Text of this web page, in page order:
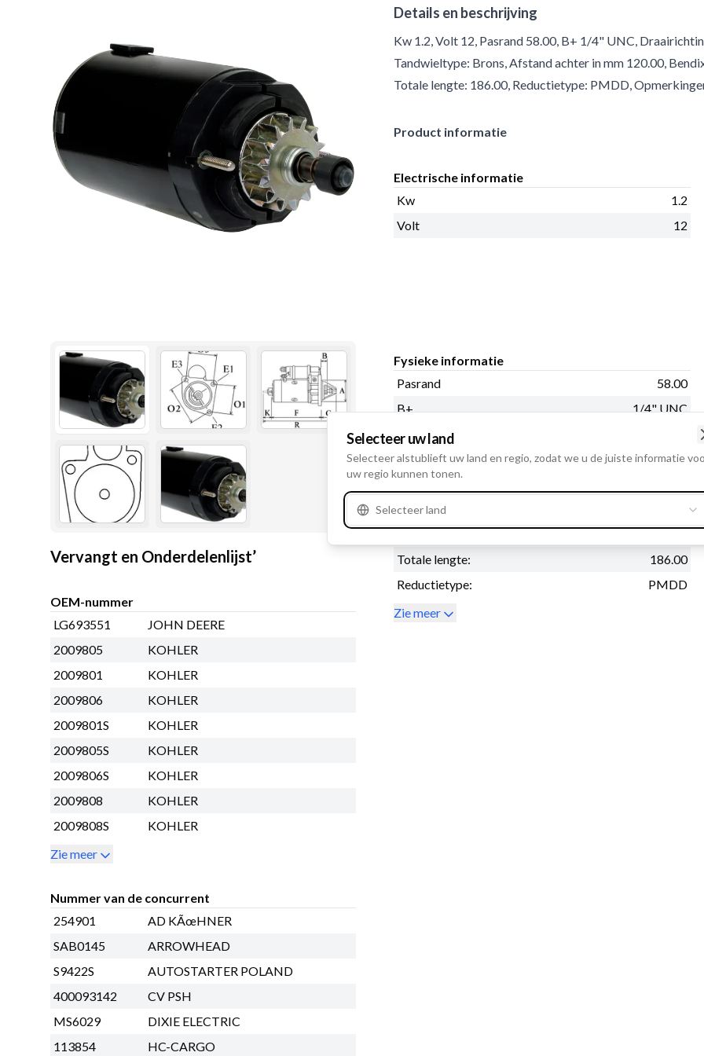
Vervangt en Onderdelenlijst’
OEM-nummer
LG693551
JOHN DEERE
2009805
KOHLER
2009801
KOHLER
2009806
KOHLER
2009801S
KOHLER
2009805S
KOHLER
2009806S
KOHLER
2009808
KOHLER
2009808S
KOHLER
Zie meer
Nummer van de concurrent
254901
AD KÃœHNER
SAB0145
ARROWHEAD
S9422S
AUTOSTARTER POLAND
400093142
CV PSH
MS6029
DIXIE ELECTRIC
113854
HC-CARGO
Details en beschrijving
Kw 1.2, Volt 12, Pasrand 58.00, B+ 1/4" UNC,
Tandwieltype: Brons, Afstand achter in mm 120.00,
Totale lengte: 186.00, Reductietype: PMDD,
Product informatie
Electrische informatie
Kw
1.2
Volt
12
Fysieke informatie
Pasrand
58.00
B+
1/4" UNC
Draairichting
Tandwieltype:
Brons
Bendix afstand
Totale lengte:
186.00
Reductietype:
PMDD
Zie meer
Selecteer uw land
Selecteer alstublieft uw land en regio, zodat we u de juiste informatie
uw regio kunnen tonen.
Selecteer land